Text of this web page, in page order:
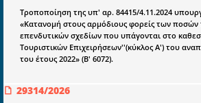
Τροποποίηση της υπ' αρ. 84415/4.11.2024
«Κατανομή στους αρμόδιους φορείς των
επενδυτικών σχεδίων που υπάγονται στο
Τουριστικών Επιχειρήσεων''(κύκλος Α') του
του έτους 2022» (Β' 6072).
29314/2026
Ενότητες
Επικαιρότητα
E-book